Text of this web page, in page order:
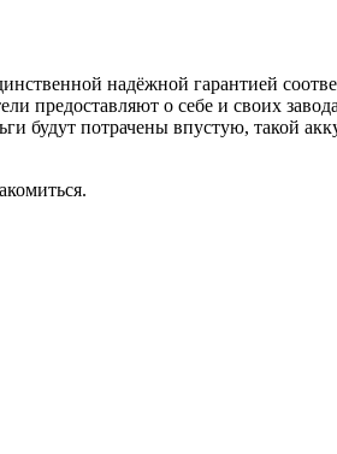
надёжной гарантией
предоставляют о себе и своих
будут потрачены впустую, такой